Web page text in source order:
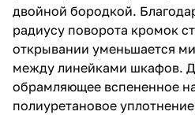
двойной бородкой.
радиусу поворота кромок
открывании уменьшается
между линейками шкафов.
обрамляющее вспененное
полиуретановое